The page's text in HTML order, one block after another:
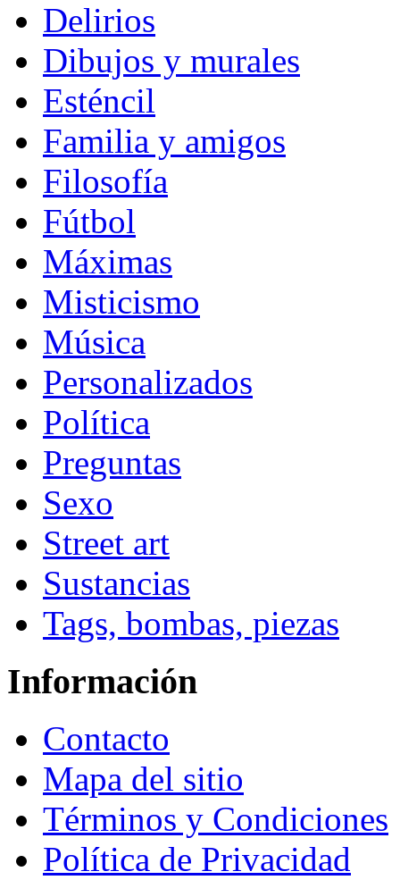
Delirios
Dibujos y murales
Esténcil
Familia y amigos
Filosofía
Fútbol
Máximas
Misticismo
Música
Personalizados
Política
Preguntas
Sexo
Street art
Sustancias
Tags, bombas, piezas
Información
Contacto
Mapa del sitio
Términos y Condiciones
Política de Privacidad